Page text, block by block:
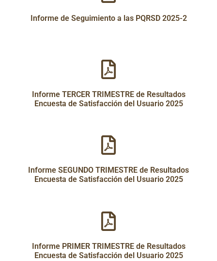
Informe de Seguimiento a las PQRSD 2025-2
Informe TERCER TRIMESTRE de Resultados
Encuesta de Satisfacción del Usuario 2025
Informe SEGUNDO TRIMESTRE de Resultados
Encuesta de Satisfacción del Usuario 2025
Informe PRIMER TRIMESTRE de Resultados
Encuesta de Satisfacción del Usuario 2025